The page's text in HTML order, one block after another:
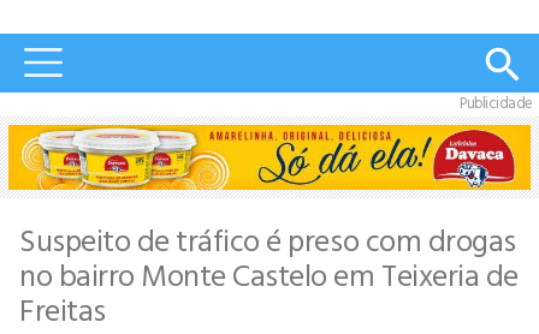
Publicidade
Suspeito de tráfico é preso com drogas
no bairro Monte Castelo em Teixeria de
Freitas